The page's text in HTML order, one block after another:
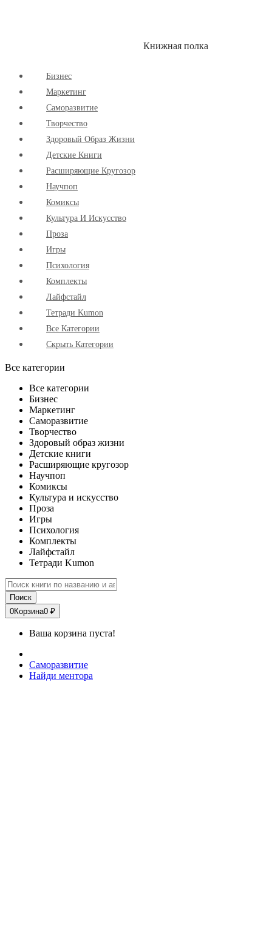
Книжная полка
Бизнес
Маркетинг
Cаморазвитие
Творчество
Здоровый Образ Жизни
Детские Книги
Расширяющие Кругозор
Научпоп
Комиксы
Культура И Искусство
Проза
Игры
Психология
Комплекты
Лайфстайл
Тетради Kumon
Все Категории
Скрыть Категории
Все категории
Все категории
Бизнес
Маркетинг
Саморазвитие
Творчество
Здоровый образ жизни
Детские книги
Расширяющие кругозор
Научпоп
Комиксы
Культура и искусство
Проза
Игры
Психология
Комплекты
Лайфстайл
Тетради Kumon
Поиск
0Корзина0 ₽
Ваша корзина пуста!
Саморазвитие
Найди ментора